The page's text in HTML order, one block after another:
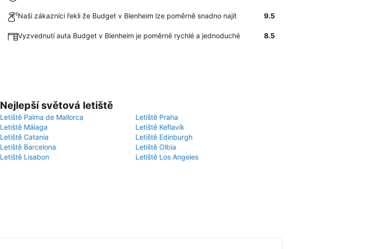
Naši zákazníci řekli že Budget v Blenheim lze poměrně snadno najít 9.5
Vyzvednutí auta Budget v Blenheim je poměrně rychlé a jednoduché 8.5
Nejlepší světová letiště
Letiště Palma de Mallorca
Letiště Praha
Letiště Málaga
Letiště Keflavík
Letiště Catania
Letiště Edinburgh
Letiště Barcelona
Letiště Olbia
Letiště Lisabon
Letiště Los Angeles